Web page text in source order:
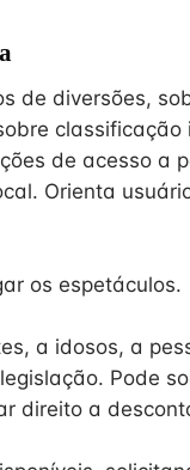
de diversões,
de acesso a
Orienta
os espetáculos.
a idosos, a
Pode
direito a